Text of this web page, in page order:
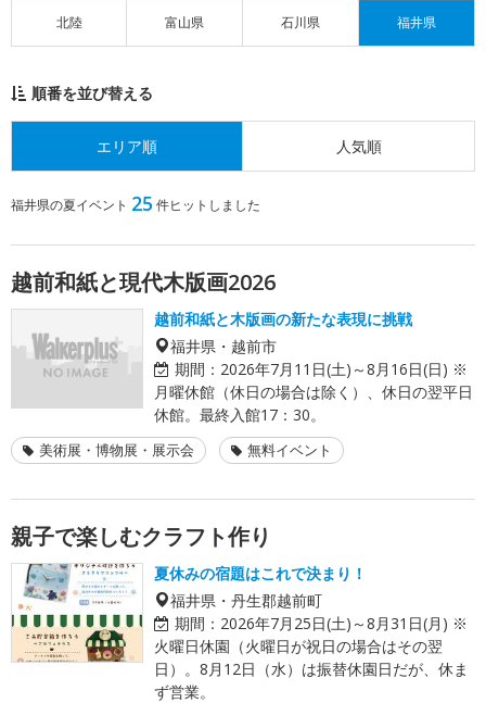
北陸 富山県 石川県 福井県
順番を並び替える
エリア順 人気順
福井県の夏イベント 25 件ヒットしました
越前和紙と現代木版画2026
越前和紙と木版画の新たな表現に挑戦
福井県・越前市
期間： 2026年7月11日(土)～8月16日(日) ※
月曜休館（休日の場合は除く）、休日の翌平日
休館。最終入館17：30。
美術展・博物展・展示会 無料イベント
親子で楽しむクラフト作り
夏休みの宿題はこれで決まり！
福井県・丹生郡越前町
期間： 2026年7月25日(土)～8月31日(月) ※
火曜日休園（火曜日が祝日の場合はその翌
日）。8月12日（水）は振替休園日だが、休ま
ず営業。